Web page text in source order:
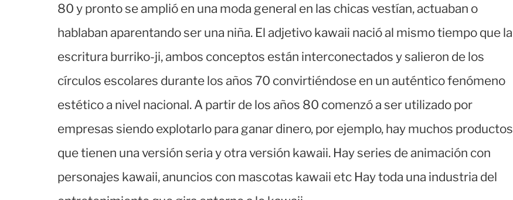
80 y pronto se amplió en una moda general en las chicas vestían, actuaban o
hablaban aparentando ser una niña. El adjetivo kawaii nació al mismo tiempo que la
escritura burriko-ji, ambos conceptos están interconectados y salieron de los
círculos escolares durante los años 70 convirtiéndose en un auténtico fenómeno
estético a nivel nacional. A partir de los años 80 comenzó a ser utilizado por
empresas siendo explotarlo para ganar dinero, por ejemplo, hay muchos productos
que tienen una versión seria y otra versión kawaii. Hay series de animación con
personajes kawaii, anuncios con mascotas kawaii etc Hay toda una industria del